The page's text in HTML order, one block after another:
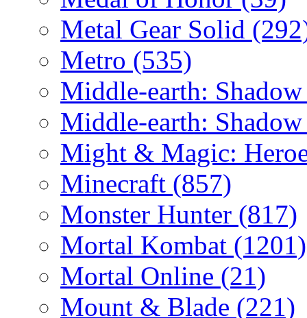
Metal Gear Solid
Metro (535)
Middle-earth:
Middle-earth:
Might & Magic:
Minecraft (857)
Monster Hunter (817)
Mortal Kombat (1201)
Mortal Online (21)
Mount & Blade (221)